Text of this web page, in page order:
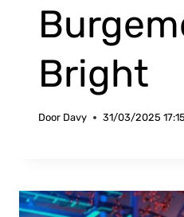
Bright
Door Davy 31/03/2025 17:15